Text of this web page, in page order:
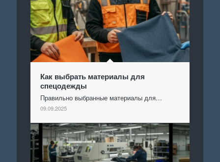
Как выбрать материалы для
спецодежды
Правильно выбранные материалы для…
09.09.2025